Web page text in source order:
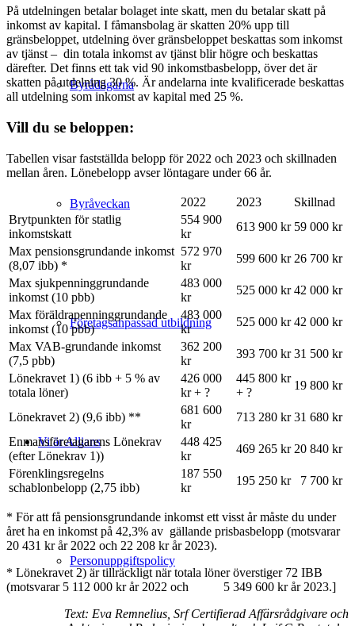
Byrådagarna
Byråveckan
Företagsanpassad utbildning
Vi är Allians
Personuppgiftspolicy
På utdelningen betalar bolaget inte skatt, men du betalar skatt på
inkomst av kapital. I fåmansbolag är skatten 20% upp till
gränsbeloppet, utdelning över gränsbeloppet beskattas som inkomst
av tjänst – din totala inkomst av tjänst blir högre och beskattas
därefter. Det finns ett tak vid 90 inkomstbasbelopp, över det är
skatten på utdelning 30 %. Är andelarna inte kvalificerade beskattas
all utdelning som inkomst av kapital med 25 %.
Vill du se beloppen:
Tabellen visar fastställda belopp för 2022 och 2023 och skillnaden
mellan åren. Lönebelopp avser löntagare under 66 år.
2022 2023
Skillnad
Brytpunkten för statlig
inkomstskatt
554 900
kr
613 900 kr 59 000 kr
Max pensionsgrundande inkomst
(8,07 ibb) *
572 970
kr
599 600 kr 26 700 kr
Max sjukpenninggrundande
inkomst (10 pbb)
483 000
kr
525 000 kr 42 000 kr
Max föräldrapenninggrundande
inkomst (10 pbb)
483 000
kr
525 000 kr 42 000 kr
Max VAB-grundande inkomst
(7,5 pbb)
362 200
kr
393 700 kr 31 500 kr
Lönekravet 1) (6 ibb + 5 % av
totala löner)
426 000
kr + ?
445 800 kr
+ ?
19 800 kr
Lönekravet 2) (9,6 ibb) **
681 600
kr
713 280 kr 31 680 kr
Enmansföretagarens Lönekrav
(efter Lönekrav 1))
448 425
kr
469 265 kr 20 840 kr
Förenklingsregelns
schablonbelopp (2,75 ibb)
187 550
kr
195 250 kr 7 700 kr
* För att få pensionsgrundande inkomst ett visst år måste du under
året ha en inkomst på 42,3% av gällande prisbasbelopp (motsvarar
20 431 kr år 2022 och 22 208 kr år 2023).
* Lönekravet 2) är tillräckligt när totala löner överstiger 72 IBB
(motsvarar 5 112 000 kr år 2022 och 5 349 600 kr år 2023.]
Text: Eva Remnelius, Srf Certifierad Affärsrådgivare och